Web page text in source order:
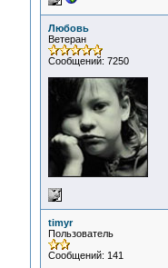
Любовь
Ветеран
Сообщений: 7250
timyr
Пользователь
Сообщений: 141